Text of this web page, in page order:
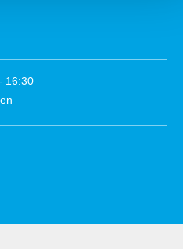
16:30
lefierwonen